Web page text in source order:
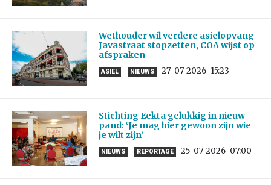
Wethouder wil verdere asielopvang
Javastraat stopzetten, COA wijst op
afspraken
ASIEL NIEUWS 27-07-2026 15:23
Stichting Eekta gelukkig in nieuw
pand: ‘Je mag hier gewoon zijn wie
je wilt zijn’
NIEUWS REPORTAGE 25-07-2026 07:00